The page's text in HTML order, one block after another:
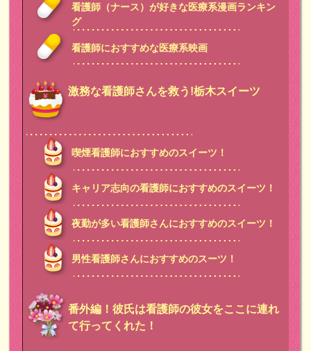
看護師（ナース）が好きな医療系漫画ランキン
グ
看護師におすすめな医療系映画
激務な看護師さんを救う!栃木スイーツ
喫煙看護師におすすめのスイーツ！
キャリア志向の看護師におすすめのスイーツ！
夜勤が多い看護師さんにおすすめのスイーツ！
男性看護師さんにおすすめのスーツ！
番外編！彼氏は看護師の彼女をここに連れ
て行ってくれた！